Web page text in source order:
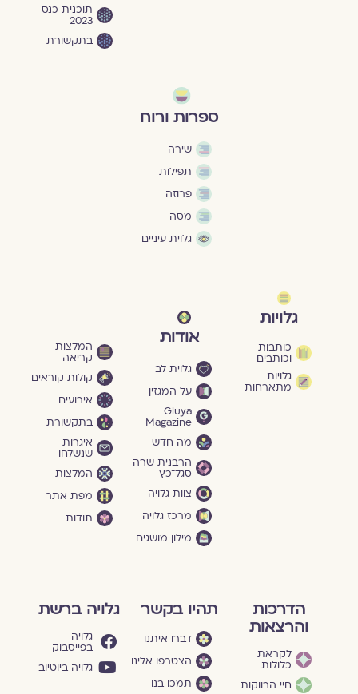
תוכנית כנס
2023
בתקשורת
ספרות ורוח
שירה
תפילות
פרוזה
מסה
גלוית עיניים
גלויות
כותבות
וכותבים
גלויות
מתארחות
אודות
גלוית לב
על המגזין
Gluya
Magazine
מה חדש
הרבנית שרה
סגל־כץ
צוות גלויה
מרכז גלויה
מילון מושגים
המלצות
קריאה
קולות קוראים
אירועים
בתקשורת
איגרות
שנשלחו
המלצות
מפת אתר
תודות
הדרכות
והרצאות
לקראת
כלולות
חיי הרווקות
תהיו בקשר
דברו איתנו
הצטרפו אלינו
תמכו בנו
גלויה ברשת
גלויה
בפייסבוק
גלויה ביוטיוב